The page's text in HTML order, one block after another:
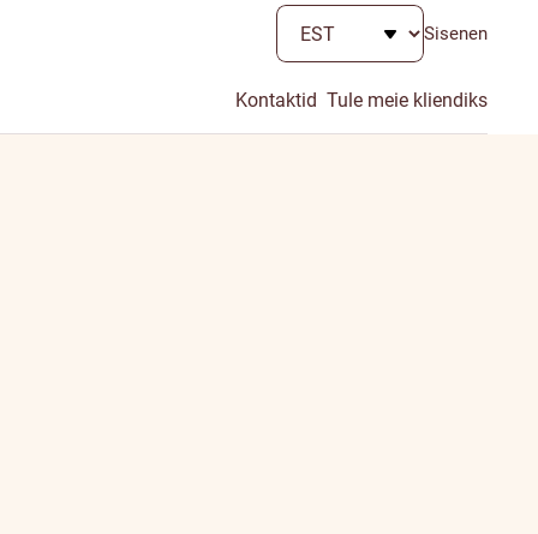
Sisenen
Kontaktid Tule meie kliendiks